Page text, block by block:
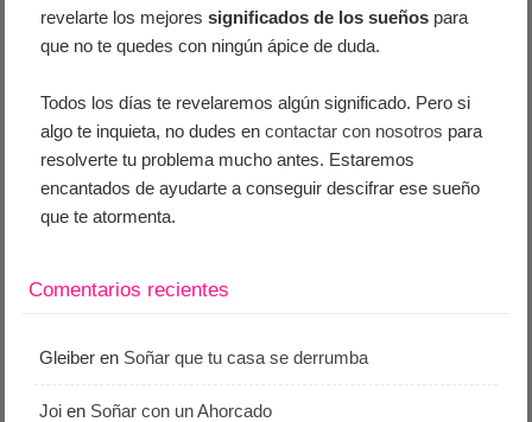
revelarte los mejoressignificados de los sueños para
que no te quedes con ningún ápice de duda.
Todos los días te revelaremos algún significado. Pero si
algo te inquieta, no dudes encontactar con nosotros para
resolverte tu problema mucho antes. Estaremos
encantados de ayudarte a conseguir descifrar ese sueño
que te atormenta.
Comentarios recientes
Gleiber en Soñar que tu casa se derrumba
Joi en Soñar con un Ahorcado